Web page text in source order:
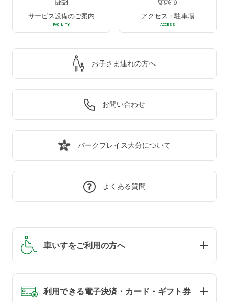
サービス設備のご案内
FACILITY
アクセス・駐車場
ACCESS
お子さま連れの方へ
お問い合わせ
パークプレイス大分について
よくある質問
車いすをご利用の方へ
利用できる電子決済・カード・ギフト券